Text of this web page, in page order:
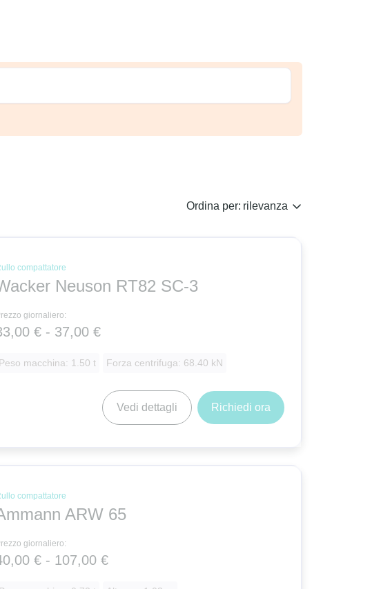
Ordina per: rilevanza
compattatore
Neuson RT82 SC-3
giornaliero:
€ - 37,00 €
Peso macchina: 1.50 t Forza centrifuga: 68.40 kN
Vedi dettagli Richiedi ora
compattatore
ARW 65
giornaliero:
€ - 107,00 €